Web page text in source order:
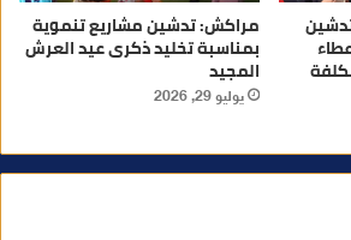
مراكش: تدشين مشاريع تنموية
بمناسبة تخليد ذكرى عيد العرش
المجيد
يوليو 29, 2026